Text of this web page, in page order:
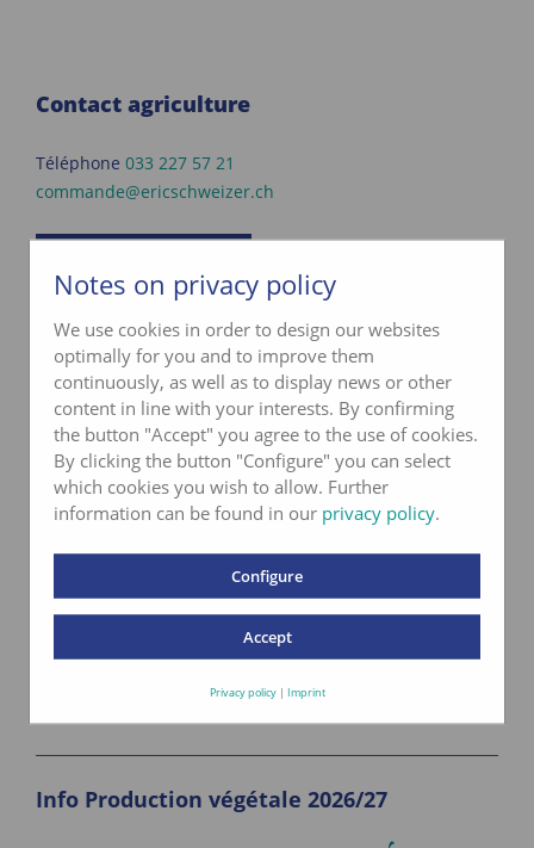
Contact agriculture
Téléphone 033 227 57 21
commande@ericschweizer.ch
Bien-être pour votre sol
Info Production végétale 2026/27
Notes on privacy policy
We use cookies in order to design our websites
optimally for you and to improve them
continuously, as well as to display news or other
content in line with your interests. By confirming
the button "Accept" you agree to the use of cookies.
By clicking the button "Configure" you can select
which cookies you wish to allow. Further
information can be found in our privacy policy.
Configure
Accept
Privacy policy| Imprint